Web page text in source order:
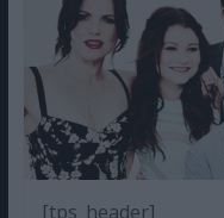
[tps_header]